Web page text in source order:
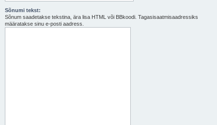
Sõnumi tekst:
Sõnum saadetakse tekstina, ära lisa HTML või BBkoodi. Tagasisaatmisaadressiks
määratakse sinu e-posti aadress.